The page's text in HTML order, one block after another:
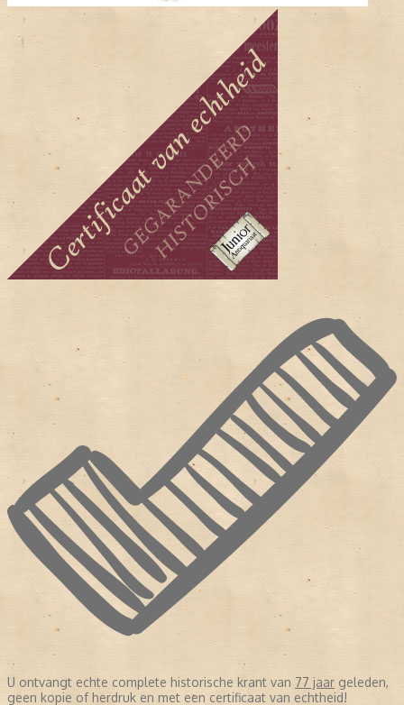
U ontvangt echte complete historische krant van 77 jaar geleden,
geen kopie of herdruk en met een certificaat van echtheid!